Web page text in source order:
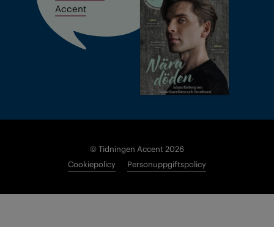
Accent
© Tidningen Accent 2026
Cookiepolicy
Personuppgiftspolicy